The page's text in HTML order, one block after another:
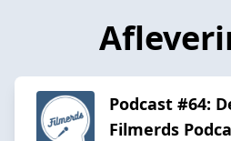
Podcast #64:
Filmerds